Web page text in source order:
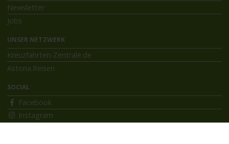
Newsletter
Jobs
UNSER NETZWERK
Kreuzfahrten-Zentrale.de
Astoria.Reisen
SOCIAL
Facebook
Instagram